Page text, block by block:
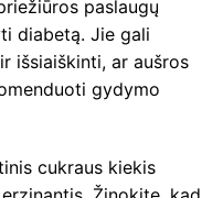
paslaugų
diabetą. Jie gali
išsiaiškinti, ar aušros
gydymo
cukraus kiekis